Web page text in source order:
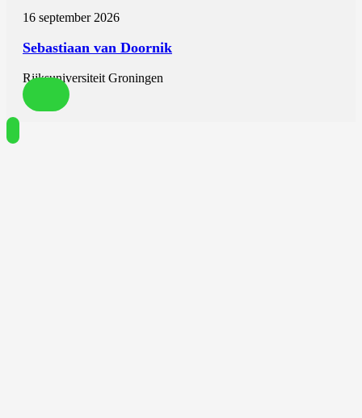
16 september 2026
Sebastiaan van Doornik
Rijksuniversiteit Groningen